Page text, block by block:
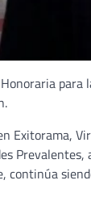
Exitorama,
Prevalentes,
continúa